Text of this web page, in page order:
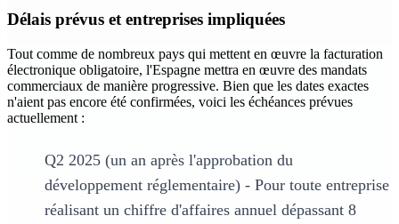
Délais prévus et entreprises impliquées
Tout comme de nombreux pays qui mettent en œuvre la facturation
électronique obligatoire, l'Espagne mettra en œuvre des mandats
commerciaux de manière progressive. Bien que les dates exactes
n'aient pas encore été confirmées, voici les échéances prévues
actuellement :
Q2 2025 (un an après l'approbation du
développement réglementaire) - Pour toute entreprise
réalisant un chiffre d'affaires annuel dépassant 8